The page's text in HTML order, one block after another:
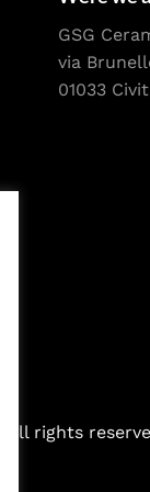
GSG
via
01033
All rights